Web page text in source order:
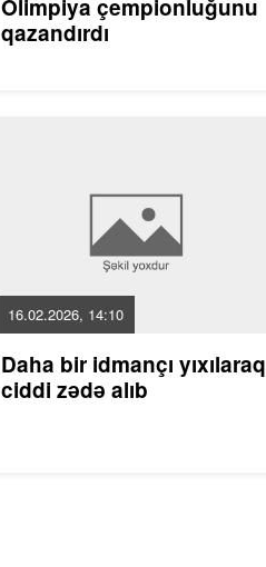
Olimpiya çempionluğunu
qazandırdı
16.02.2026, 14:10
Daha bir idmançı yıxılaraq
ciddi zədə alıb